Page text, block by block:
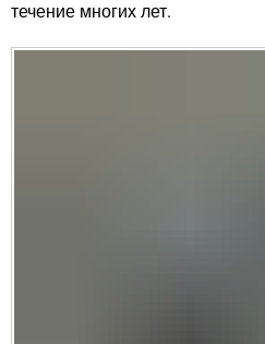
течение многих лет.